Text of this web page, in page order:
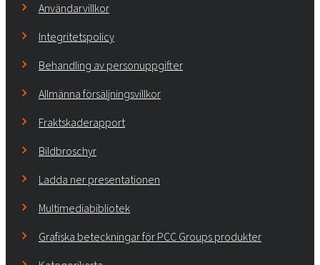
Användarvillkor
Integritetspolicy
Behandling av personuppgifter
Allmänna försäljningsvillkor
Fraktskaderapport
Bildbroschyr
Ladda ner presentationen
Multimediabibliotek
Grafiska beteckningar för PCC Groups produkter